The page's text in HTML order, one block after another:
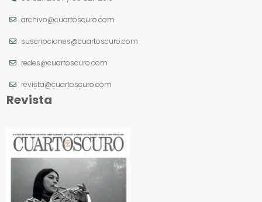
archivo@cuartoscuro.com
suscripciones@cuartoscuro.com
redes@cuartoscuro.com
revista@cuartoscuro.com
Revista